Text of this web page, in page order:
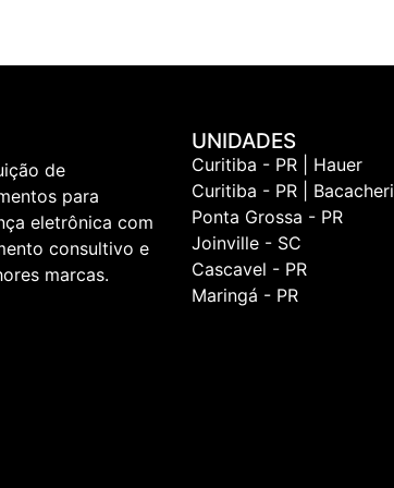
de
para
eletrônica com
consultivo e
marcas.
UNIDADES
Curitiba - PR | Hauer
Curitiba - PR | Bacacheri
Ponta Grossa - PR
Joinville - SC
Cascavel - PR
Maringá - PR